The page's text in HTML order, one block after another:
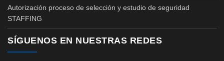
Autorización proceso de selección y estudio de seguridad
STAFFING
SÍGUENOS EN NUESTRAS REDES